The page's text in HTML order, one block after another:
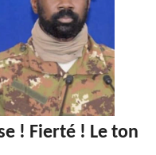
! Fierté ! Le ton